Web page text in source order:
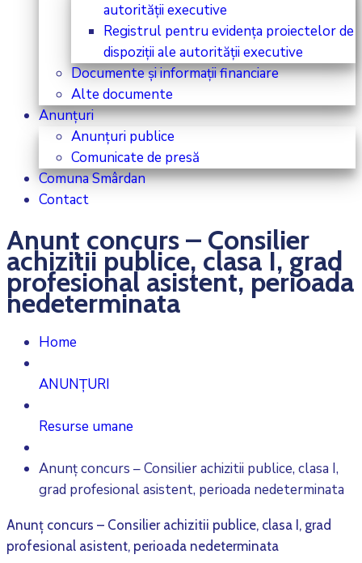
autorității executive
Registrul pentru evidența proiectelor de
dispoziții ale autorității executive
Documente și informații financiare
Alte documente
Anunțuri
Anunțuri publice
Comunicate de presă
Comuna Smârdan
Contact
Anunț concurs – Consilier
achizitii publice, clasa I, grad
profesional asistent, perioada
nedeterminata
Home
ANUNȚURI
Resurse umane
Anunț concurs – Consilier achizitii publice, clasa I,
grad profesional asistent, perioada nedeterminata
Anunț concurs – Consilier achizitii publice, clasa I, grad
profesional asistent, perioada nedeterminata